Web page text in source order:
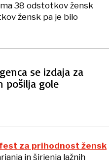
38 odstotkov žensk
žensk pa je bilo
se izdaja za
pošilja gole
za prihodnost žensk
in širjenja lažnih